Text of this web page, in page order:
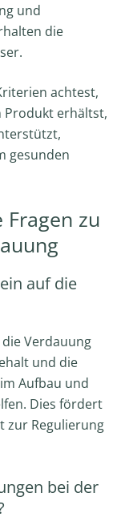
und
die
achtest,
Produkt erhältst,
gesunden
Fragen zu
auf die
Verdauung
und die
Aufbau und
Dies fördert
zur Regulierung
bei der